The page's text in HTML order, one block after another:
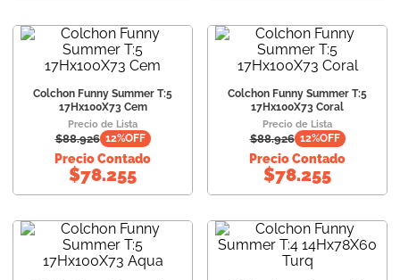
Colchon Funny Summer T:5
17Hx100X73 Cem
Precio de Lista
$88.926 12%OFF
Precio Contado
$78.255
Colchon Funny Summer T:5
17Hx100X73 Coral
Precio de Lista
$88.926 12%OFF
Precio Contado
$78.255